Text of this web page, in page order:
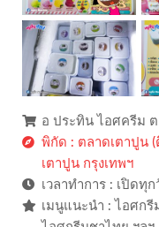
อ ประทิน ไอศครีม
พิกัด : ตลาดเตาปูน (
เตาปูน กรุงเทพฯ
เวลาทำการ : เปิดทุ
เมนูแนะนำ : ไอศก